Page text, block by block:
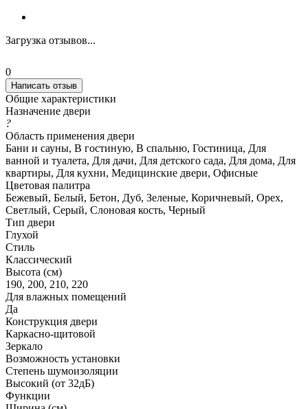
Загрузка отзывов...
0
Написать отзыв
Общие характеристики
Назначение двери
?
Область применения двери
Бани и сауны, В гостиную, В спальню, Гостиница, Для
ванной и туалета, Для дачи, Для детского сада, Для дома, Для
квартиры, Для кухни, Медицинские двери, Офисные
Цветовая палитра
Бежевый, Белый, Бетон, Дуб, Зеленые, Коричневый, Орех,
Светлый, Серый, Слоновая кость, Черный
Тип двери
Глухой
Стиль
Классический
Высота (см)
190, 200, 210, 220
Для влажных помещений
Да
Конструкция двери
Каркасно-щитовой
Зеркало
Возможность установки
Степень шумоизоляции
Высокий (от 32дБ)
Функции